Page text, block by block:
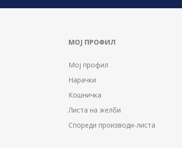
МОЈ ПРОФИЛ
Мој профил
Нарачки
Кошничка
Листа на желби
Спореди производи-листа